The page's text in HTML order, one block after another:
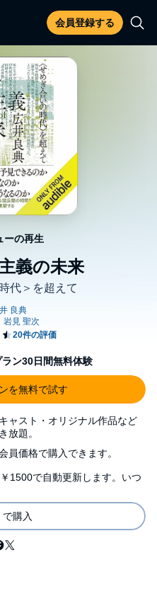
会員登録する
義の未来
代＞を超えて
ーの再生
ン30日間無料体験
を無料で試す
ャスト・オリジナル作品など
放題。
員価格で購入できます。
1500で自動更新します。いつ
購入